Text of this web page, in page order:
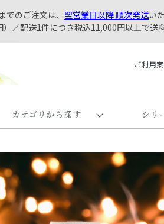
でのご注文は、 翌営業日以降 順次発送い
）／配送1件につき税込11,000円以上で
ご利用
カテゴリから探す シリ